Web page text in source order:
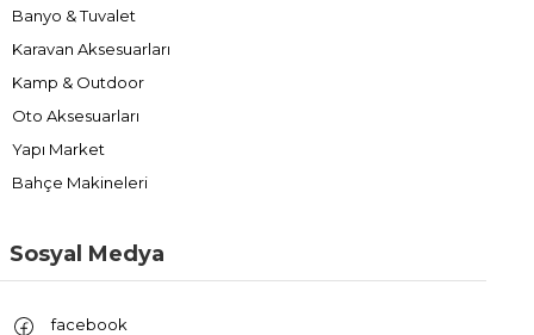
Banyo & Tuvalet
Karavan Aksesuarları
Kamp & Outdoor
Oto Aksesuarları
Yapı Market
Bahçe Makineleri
Sosyal Medya
facebook